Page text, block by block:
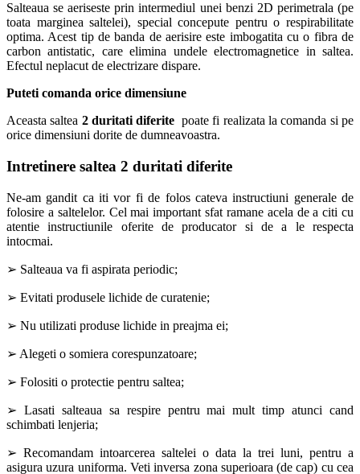
Salteaua se aeriseste prin intermediul unei benzi 2D perimetrala (pe
toata marginea saltelei), special concepute pentru o respirabilitate
optima. Acest tip de banda de aerisire este imbogatita cu o fibra de
carbon antistatic, care elimina undele electromagnetice in saltea.
Efectul neplacut de electrizare dispare.
Puteti comanda orice dimensiune
Aceasta saltea 2 duritati diferite poate fi realizata la comanda si pe
orice dimensiuni dorite de dumneavoastra.
Intretinere saltea 2 duritati diferite
Ne-am gandit ca iti vor fi de folos cateva instructiuni generale de
folosire a saltelelor. Cel mai important sfat ramane acela de a citi cu
atentie instructiunile oferite de producator si de a le respecta
intocmai.
➢ Salteaua va fi aspirata periodic;
➢ Evitati produsele lichide de curatenie;
➢ Nu utilizati produse lichide in preajma ei;
➢ Alegeti o somiera corespunzatoare;
➢ Folositi o protectie pentru saltea;
➢ Lasati salteaua sa respire pentru mai mult timp atunci cand
schimbati lenjeria;
➢ Recomandam intoarcerea saltelei o data la trei luni, pentru a
asigura uzura uniforma. Veti inversa zona superioara (de cap) cu cea